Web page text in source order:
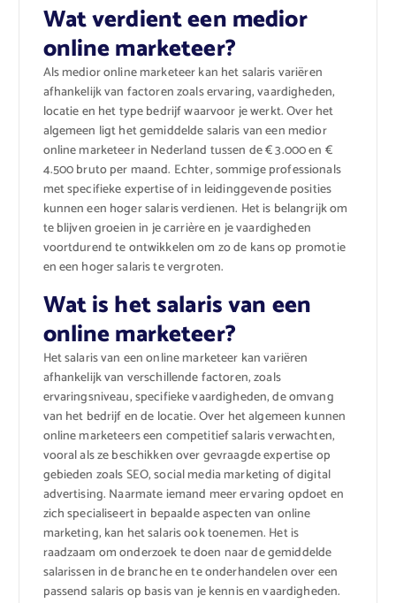
Wat verdient een medior
online marketeer?
Als medior online marketeer kan het salaris variëren
afhankelijk van factoren zoals ervaring, vaardigheden,
locatie en het type bedrijf waarvoor je werkt. Over het
algemeen ligt het gemiddelde salaris van een medior
online marketeer in Nederland tussen de € 3.000 en €
4.500 bruto per maand. Echter, sommige professionals
met specifieke expertise of in leidinggevende posities
kunnen een hoger salaris verdienen. Het is belangrijk om
te blijven groeien in je carrière en je vaardigheden
voortdurend te ontwikkelen om zo de kans op promotie
en een hoger salaris te vergroten.
Wat is het salaris van een
online marketeer?
Het salaris van een online marketeer kan variëren
afhankelijk van verschillende factoren, zoals
ervaringsniveau, specifieke vaardigheden, de omvang
van het bedrijf en de locatie. Over het algemeen kunnen
online marketeers een competitief salaris verwachten,
vooral als ze beschikken over gevraagde expertise op
gebieden zoals SEO, social media marketing of digital
advertising. Naarmate iemand meer ervaring opdoet en
zich specialiseert in bepaalde aspecten van online
marketing, kan het salaris ook toenemen. Het is
raadzaam om onderzoek te doen naar de gemiddelde
salarissen in de branche en te onderhandelen over een
passend salaris op basis van je kennis en vaardigheden.